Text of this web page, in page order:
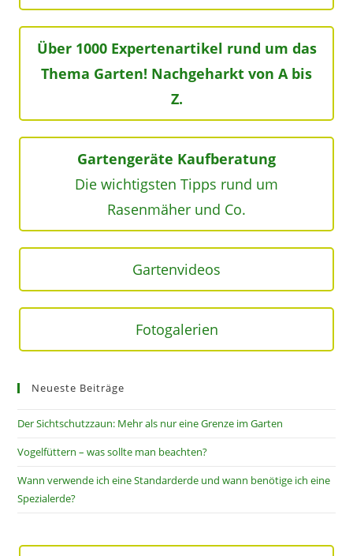
Über 1000 Expertenartikel rund um das
Thema Garten! Nachgeharkt von A bis
Z.
Gartengeräte Kaufberatung
Die wichtigsten Tipps rund um
Rasenmäher und Co.
Gartenvideos
Fotogalerien
Neueste Beiträge
Der Sichtschutzzaun: Mehr als nur eine Grenze im Garten
Vogelfüttern – was sollte man beachten?
Wann verwende ich eine Standarderde und wann benötige ich eine
Spezialerde?